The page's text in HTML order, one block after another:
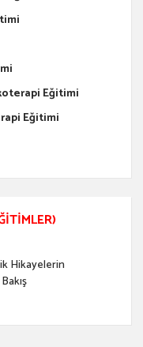
Eğitimi
Eğitimi
Hikayelerin